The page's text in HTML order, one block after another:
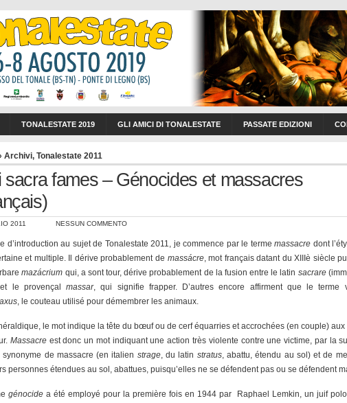
TONALESTATE 2019 GLI AMICI DI TONALESTATE PASSATE EDIZIONI
Archivi, Tonalestate 2011
sacra fames – Génocides et massacres
2011 NESSUN COMMENTO
d’introduction au sujet de Tonalestate 2011, je commence par le termemassacre dont
et multiple. Il dérive probablement de massácre, mot français datant du XIIIè siècle
mazácrium qui, a sont tour, dérive probablement de la fusion entre le latin sacrare
le provençalmassar, qui signifie frapper. D’autres encore affirment que le terme
, le couteau utilisé pour démembrer les animaux.
le mot indique la tête du bœuf ou de cerf équarries et accrochées (en couple) aux
Massacreest donc un mot indiquant une action très violente contre une victime, par la
synonyme de massacre (en italien strage, du latin stratus, abattu, étendu au sol) et de
personnes étendues au sol, abattues, puisqu’elles ne se défendent pas ou se défendent
génocide a été employé pour la première fois en 1944 par Raphael Lemkin, un juif